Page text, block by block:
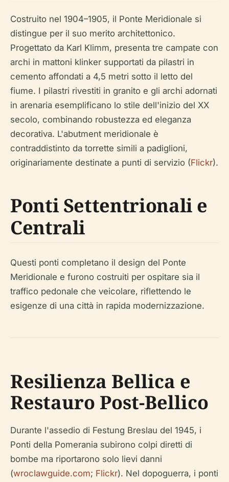
Costruito nel 1904–1905, il Ponte Meridionale si
distingue per il suo merito architettonico.
Progettato da Karl Klimm, presenta tre campate con
archi in mattoni klinker supportati da pilastri in
cemento affondati a 4,5 metri sotto il letto del
fiume. I pilastri rivestiti in granito e gli archi adornati
in arenaria esemplificano lo stile dell'inizio del XX
secolo, combinando robustezza ed eleganza
decorativa. L'abutment meridionale è
contraddistinto da torrette simili a padiglioni,
originariamente destinate a punti di servizio (Flickr).
Ponti Settentrionali e
Centrali
Questi ponti completano il design del Ponte
Meridionale e furono costruiti per ospitare sia il
traffico pedonale che veicolare, riflettendo le
esigenze di una città in rapida modernizzazione.
Resilienza Bellica e
Restauro Post-Bellico
Durante l'assedio di Festung Breslau del 1945, i
Ponti della Pomerania subirono colpi diretti di
bombe ma riportarono solo lievi danni
(wroclawguide.com; Flickr). Nel dopoguerra, i ponti